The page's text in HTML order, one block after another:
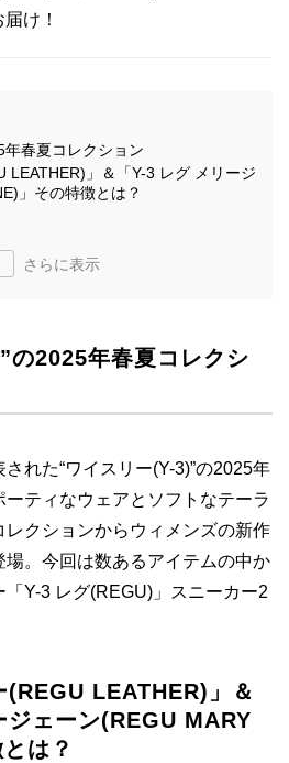
け！
年春夏コレクション
LEATHER)」＆「Y-3 レグ メリージ
」その特徴とは？
さらに表示
の2025年春夏コレクシ
れた“ワイスリー(Y-3)”の2025年
ティなウェアとソフトなテーラ
レクションからウィメンズの新作
場。今回は数あるアイテムの中か
Y-3 レグ(REGU)」スニーカー2
(REGU LEATHER)」＆
ジェーン(REGU MARY
は？